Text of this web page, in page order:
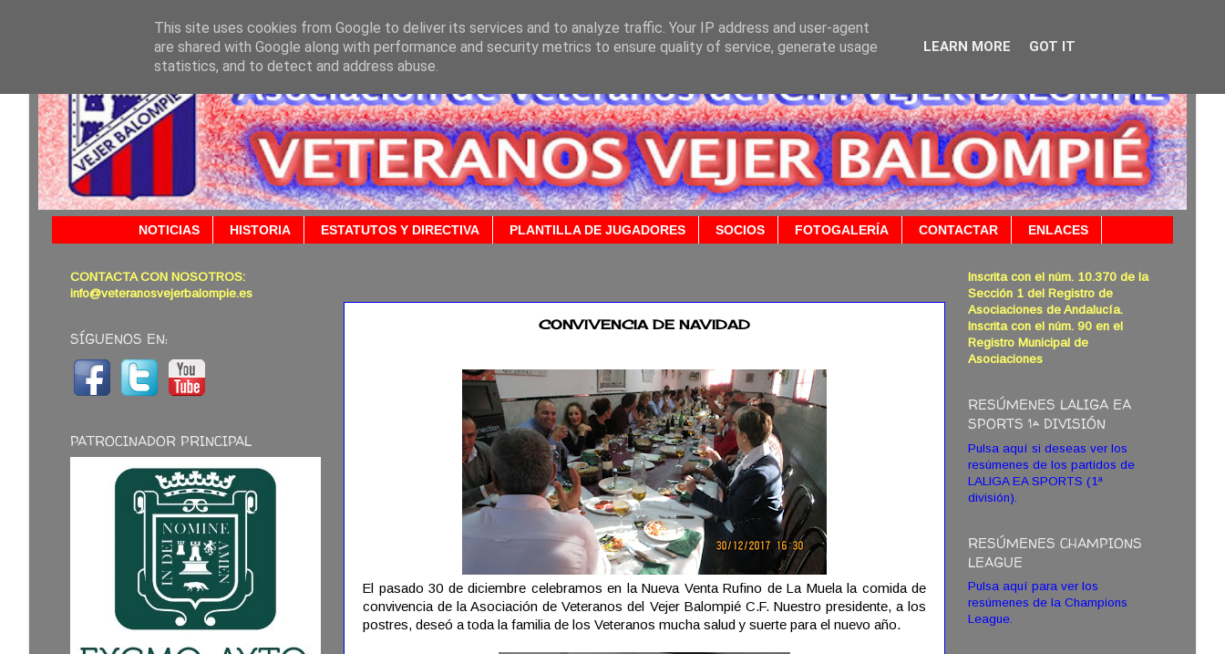
NOTICIAS HISTORIA ESTATUTOS Y DIRECTIVA PLANTILLA DE JUGADORES SOCIOS FOTOGALERÍA CONTACTAR ENLACES
CONVIVENCIA DE NAVIDAD
El pasado 30 de diciembre celebramos en la Nueva Venta Rufino de La Muela la comida de
convivencia de la Asociación de Veteranos del Vejer Balompié C.F. Nuestro presidente, a los
postres, deseó a toda la familia de los Veteranos mucha salud y suerte para el nuevo año.
CONTACTA CON NOSOTROS:
info@veteranosvejerbalompie.es
SÍGUENOS EN:
PATROCINADOR PRINCIPAL
Inscrita con el núm. 10.370 de la
Sección 1 del Registro de
Asociaciones de Andalucía.
Inscrita con el núm. 90 en el
Registro Municipal de
Asociaciones
RESÚMENES LALIGA EA
SPORTS 1ª DIVISIÓN
Pulsa aquí si deseas ver los
resúmenes de los partidos de
LALIGA EA SPORTS (1ª
división).
RESÚMENES CHAMPIONS
LEAGUE
Pulsa aquí para ver los
resúmenes de la Champions
League.
This site uses cookies from Google to deliver its services and to analyze traffic. Your IP address and user-agent
are shared with Google along with performance and security metrics to ensure quality of service, generate usage
statistics, and to detect and address abuse.
LEARN MORE GOT IT